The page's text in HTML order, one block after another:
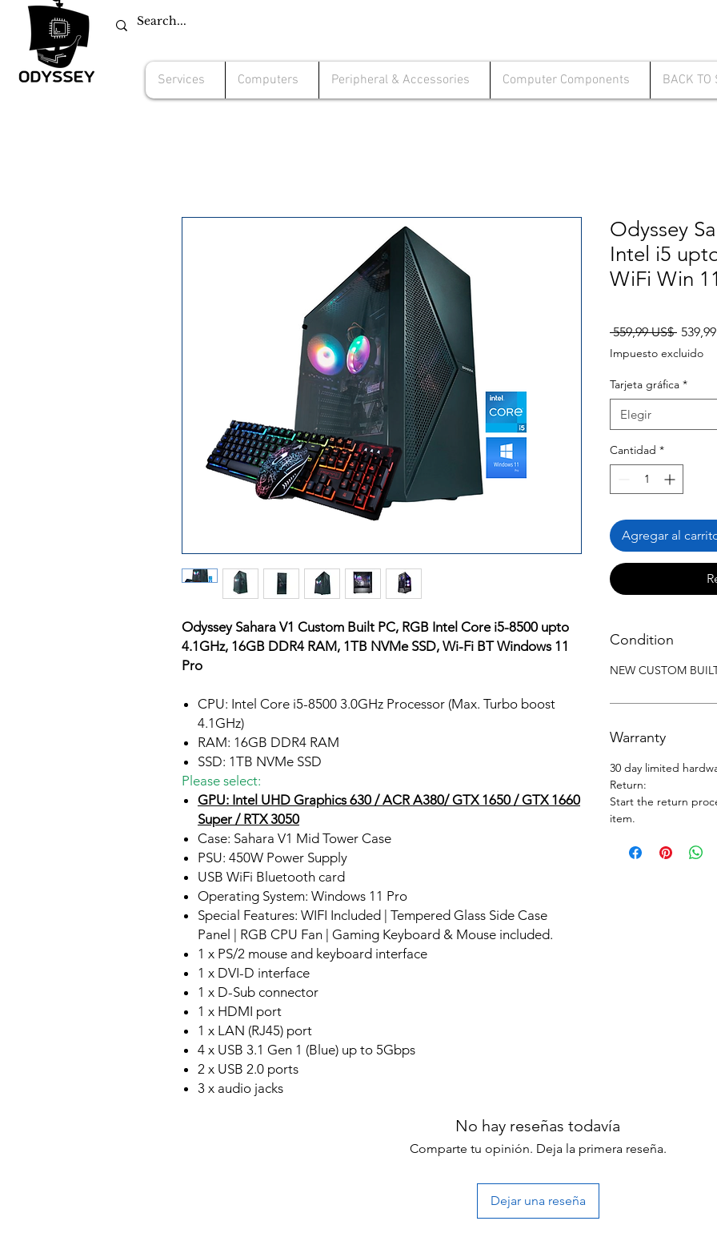
Services Computers Peripheral & Accessories Computer Components BACK TO
Odyssey Sahara V1 Custom Built PC, RGB Intel Core i5-8500 upto
4.1GHz, 16GB DDR4 RAM, 1TB NVMe SSD, Wi-Fi BT Windows 11
Pro
CPU: Intel Core i5-8500 3.0GHz Processor (Max. Turbo boost
4.1GHz)
RAM: 16GB DDR4 RAM
SSD: 1TB NVMe SSD
Please select:
GPU: Intel UHD Graphics 630 / ACR A380/ GTX 1650 / GTX 1660
Super / RTX 3050
Case: Sahara V1 Mid Tower Case
PSU: 450W Power Supply
USB WiFi Bluetooth card
Operating System: Windows 11 Pro
Special Features: WIFI Included | Tempered Glass Side Case
Panel | RGB CPU Fan | Gaming Keyboard & Mouse included.
1 x PS/2 mouse and keyboard interface
1 x DVI-D interface
1 x D-Sub connector
1 x HDMI port
1 x LAN (RJ45) port
4 x USB 3.1 Gen 1 (Blue) up to 5Gbps
2 x USB 2.0 ports
3 x audio jacks
Odyssey
Intel i5
WiFi Win
559,99 US$ Precio
Impuesto excluido
Tarjeta gráfica *
Elegir
Cantidad *
Agregar al
Condition
NEW CUSTOM
Warranty
30 day limited
Return:
Start the return
item.
No hay reseñas todavía
Comparte tu opinión. Deja la primera reseña.
Dejar una reseña